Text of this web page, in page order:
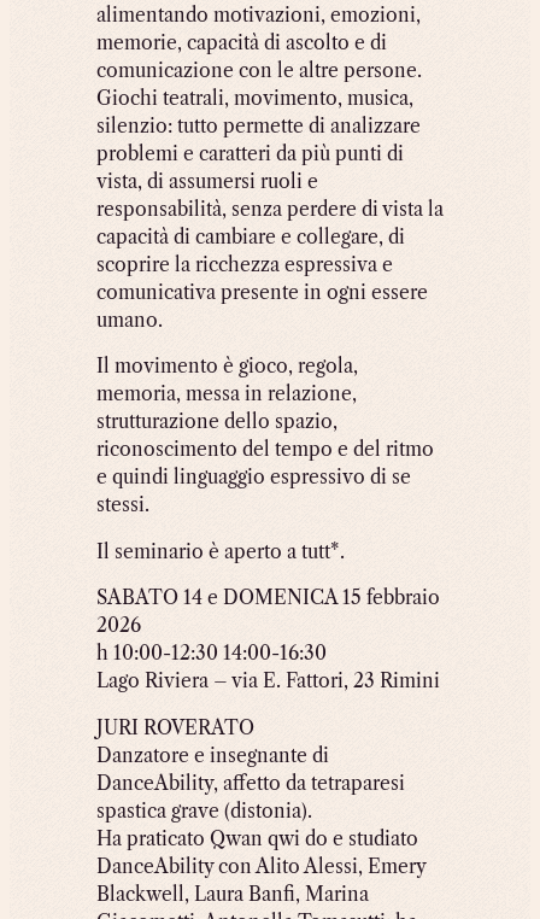
alimentando motivazioni, emozioni,
memorie, capacità di ascolto e di
comunicazione con le altre persone.
Giochi teatrali, movimento, musica,
silenzio: tutto permette di analizzare
problemi e caratteri da più punti di
vista, di assumersi ruoli e
responsabilità, senza perdere di vista la
capacità di cambiare e collegare, di
scoprire la ricchezza espressiva e
comunicativa presente in ogni essere
umano.
Il movimento è gioco, regola,
memoria, messa in relazione,
strutturazione dello spazio,
riconoscimento del tempo e del ritmo
e quindi linguaggio espressivo di se
stessi.
Il seminario è aperto a tutt*.
SABATO 14 e DOMENICA 15 febbraio
2026
h 10:00-12:30 14:00-16:30
Lago Riviera – via E. Fattori, 23 Rimini
JURI ROVERATO
Danzatore e insegnante di
DanceAbility, affetto da tetraparesi
spastica grave (distonia).
Ha praticato Qwan qwi do e studiato
DanceAbility con Alito Alessi, Emery
Blackwell, Laura Banfi, Marina